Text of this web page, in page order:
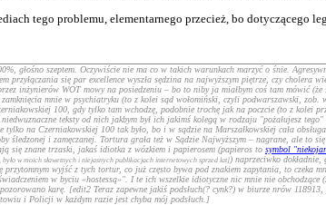
tego problemu, elementarnego przecież, bo dotyczącego
głośno szeptem. Oczywiście nie ma co w takich warunkach marzyć o śnie.
przyłączania się par excellence wyszła sędzina na najwyższym piętrze, czy
inżynierów WOT mowy na posiedzeniu – bo to niby ja miałbym coś tam mówić
mnie w psychiatryku (to z kolei sąd wołomiński, czyli podwarszawski, zob.
100, gdy tylko tam wchodzę, podobnie trochę jak na poczcie (to z
teksty od nich jakbym był ich jakimś kolegą w rodzaju "pożałujesz
na Czerniakowskiej 100 tak było, bo i w sądzie na Marszałkowskiej cała
śledzonej i zamęczanej. Tortura grała też w Sądzie Najwyższym – nagrane, ale to
się znane trzaski, jakaś idiotka z wózkiem i papierosem (papieros to symbol
w moich sławetnych i niejasnych publikacjach internetowych sprzed lat]) naprzeciwko dokładnie,
wyjść z tych tortur, co już często bywa pod znakiem zapytania, to
w byciu «hostessą»". I te ich wszelkie idiotyczne nic mnie nie
karę. [edit2 Teraz zapewne jakiś podsłuch(? cynk?) w biurze nrów
i Policji w każdym razie jest chyba mój podsłuch.]